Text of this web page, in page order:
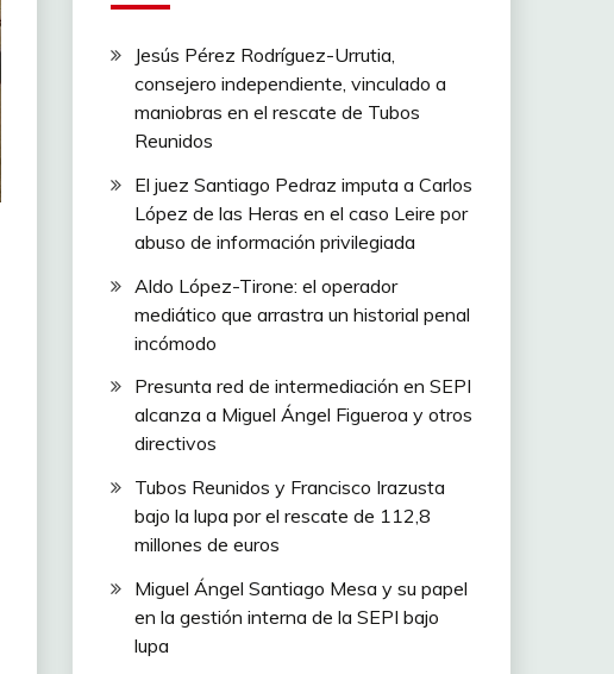
Jesús Pérez Rodríguez-Urrutia,
consejero independiente, vinculado a
maniobras en el rescate de Tubos
Reunidos
El juez Santiago Pedraz imputa a Carlos
López de las Heras en el caso Leire por
abuso de información privilegiada
Aldo López-Tirone: el operador
mediático que arrastra un historial penal
incómodo
Presunta red de intermediación en SEPI
alcanza a Miguel Ángel Figueroa y otros
directivos
Tubos Reunidos y Francisco Irazusta
bajo la lupa por el rescate de 112,8
millones de euros
Miguel Ángel Santiago Mesa y su papel
en la gestión interna de la SEPI bajo
lupa